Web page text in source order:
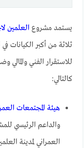
يستمد مشروع العلمين
ثلاثة من أكبر الكيانات
للاستقرار الفني والمالي
كالتالي:
هيئة المجتمعات
والداعم الرئيسي
العمراني لمدينة